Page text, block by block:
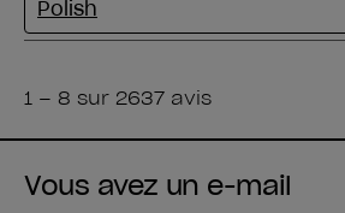
Vous avez un e-mail